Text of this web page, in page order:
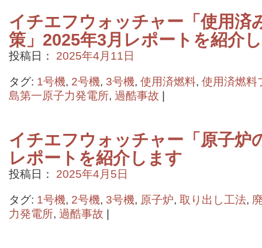
イチエフウォッチャー「使用済
策」2025年3月レポートを紹介
投稿日： 2025年4月11日
タグ: 1号機, 2号機, 3号機, 使用済燃料, 使用済燃料
島第一原子力発電所, 過酷事故
イチエフウォッチャー「原子炉
レポートを紹介します
投稿日： 2025年4月5日
タグ: 1号機, 2号機, 3号機, 原子炉, 取り出し工法,
力発電所, 過酷事故